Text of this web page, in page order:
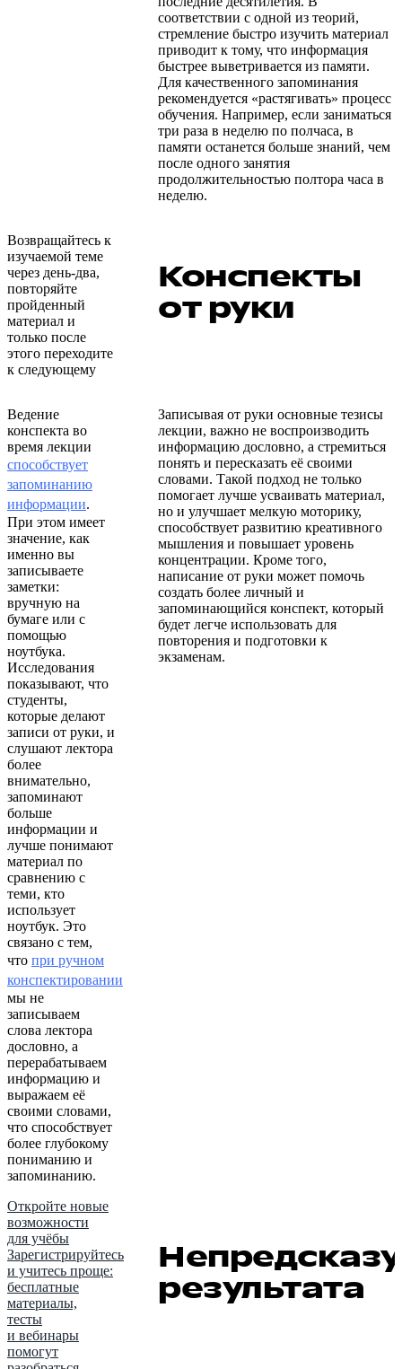
соответствии с одной из теорий,
стремление быстро изучить материал
приводит к тому, что информация
быстрее выветривается из памяти.
Для качественного запоминания
рекомендуется «растягивать» процесс
обучения. Например, если заниматься
три раза в неделю по полчаса, в
памяти останется больше знаний, чем
после одного занятия
продолжительностью полтора часа в
неделю.
Возвращайтесь к
изучаемой теме
через день-два,
повторяйте
пройденный
материал и
только после
этого переходите
к следующему
Конспекты
от руки
Ведение
конспекта во
время лекции
способствует
запоминанию
информации.
При этом имеет
значение, как
именно вы
записываете
заметки:
вручную на
бумаге или с
помощью
ноутбука.
Исследования
показывают, что
студенты,
которые делают
записи от руки, и
слушают лектора
более
внимательно,
запоминают
больше
информации и
лучше понимают
материал по
сравнению с
теми, кто
использует
ноутбук. Это
связано с тем,
что при ручном
конспектировании
мы не
записываем
слова лектора
дословно, а
перерабатываем
информацию и
выражаем её
своими словами,
что способствует
более глубокому
пониманию и
запоминанию.
Записывая от руки основные тезисы
лекции, важно не воспроизводить
информацию дословно, а стремиться
понять и пересказать её своими
словами. Такой подход не только
помогает лучше усваивать материал,
но и улучшает мелкую моторику,
способствует развитию креативного
мышления и повышает уровень
концентрации. Кроме того,
написание от руки может помочь
создать более личный и
запоминающийся конспект, который
будет легче использовать для
повторения и подготовки к
экзаменам.
Откройте новые
возможности
для учёбы
Зарегистрируйтесь
и учитесь проще:
бесплатные
материалы,
тесты
и вебинары
помогут
результата